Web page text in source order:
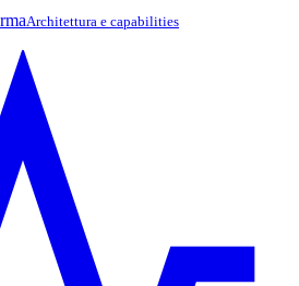
Architettura e capabilities